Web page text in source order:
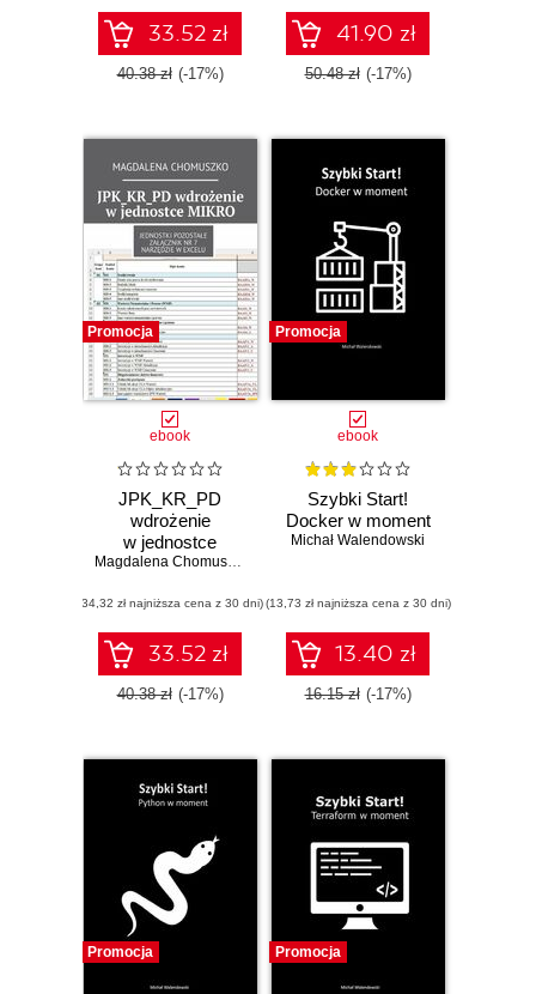
33.52 zł
40.38 zł (-17%)
41.90 zł
50.48 zł (-17%)
Promocja
ebook
JPK_KR_PD
wdrożenie
w jednostce
MIKRO
Magdalena Chomuszko
(34,32 zł najniższa cena z 30 dni)
33.52 zł
40.38 zł (-17%)
Promocja
ebook
Szybki Start!
Docker w moment
Michał Walendowski
(13,73 zł najniższa cena z 30 dni)
13.40 zł
16.15 zł (-17%)
Promocja Promocja